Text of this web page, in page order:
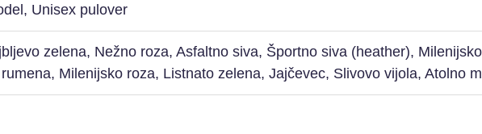
Unisex pulover
zelena, Nežno roza, Asfaltno siva, Športno siva (heather),
Milenijsko roza, Listnato zelena, Jajčevec, Slivovo vijola, Atolno